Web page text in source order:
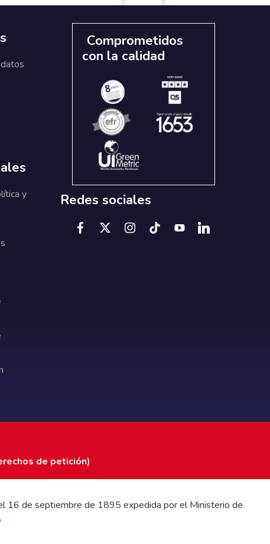
y
Comprometidos
con la calidad
Redes sociales
de petición)
16 de septiembre de 1895 expedida por el Ministerio de